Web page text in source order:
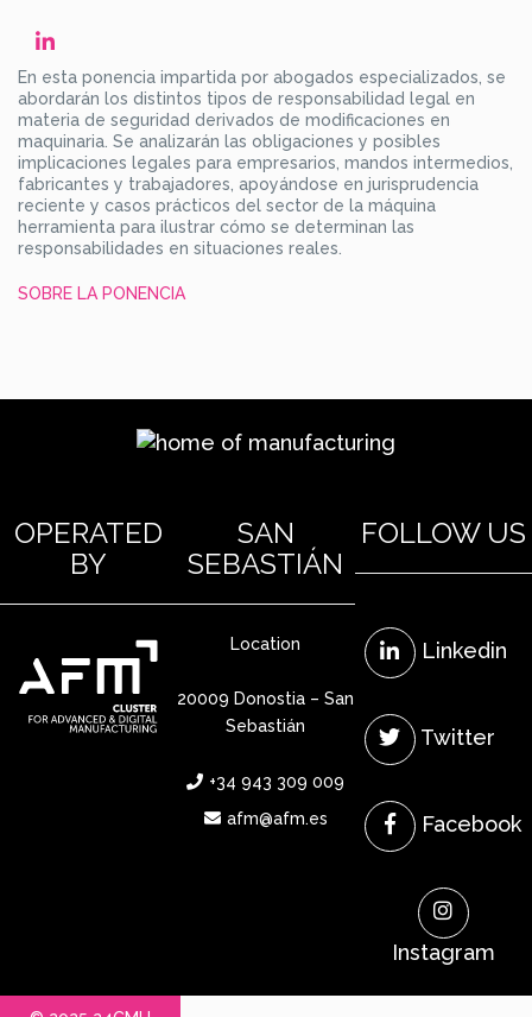
En esta ponencia impartida por abogados especializados, se
abordarán los distintos tipos de responsabilidad legal en
materia de seguridad derivados de modificaciones en
maquinaria. Se analizarán las obligaciones y posibles
implicaciones legales para empresarios, mandos intermedios,
fabricantes y trabajadores, apoyándose en jurisprudencia
reciente y casos prácticos del sector de la máquina
herramienta para ilustrar cómo se determinan las
responsabilidades en situaciones reales.
SOBRE LA PONENCIA
OPERATED
BY
SAN
SEBASTIÁN
Location
20009 Donostia – San
Sebastián
+34 943 309 009
afm@afm.es
FOLLOW US
Linkedin
Twitter
Facebook
Instagram